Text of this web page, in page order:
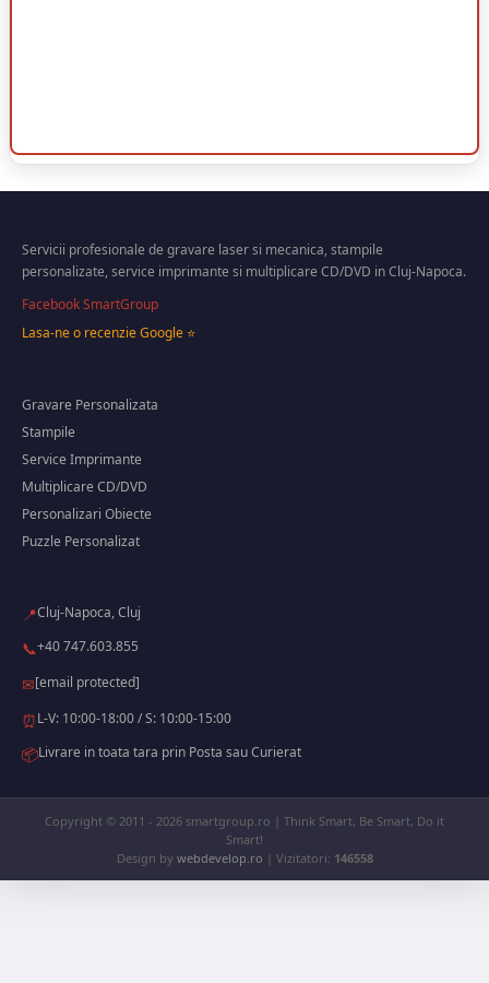
Servicii profesionale de gravare laser si mecanica, stampile
personalizate, service imprimante si multiplicare CD/DVD in Cluj-Napoca.
Facebook SmartGroup
Lasa-ne o recenzie Google ⭐
Gravare Personalizata
Stampile
Service Imprimante
Multiplicare CD/DVD
Personalizari Obiecte
Puzzle Personalizat
📍Cluj-Napoca, Cluj
📞+40 747.603.855
✉[email protected]
⏰L-V: 10:00-18:00 / S: 10:00-15:00
📦Livrare in toata tara prin Posta sau Curierat
Copyright © 2011 - 2026 smartgroup.ro | Think Smart, Be Smart, Do it
Smart!
Design by webdevelop.ro | Vizitatori: 146558